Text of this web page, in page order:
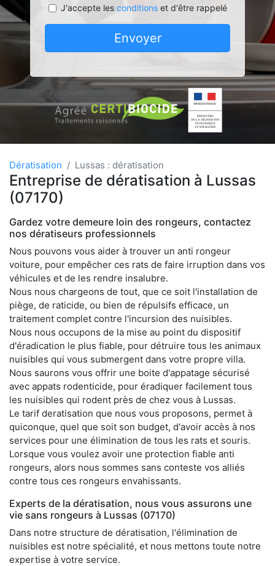
J'accepte les conditionset d'être rappelé
Envoyer
Dératisation Lussas : dératisation
Entreprise de dératisation à Lussas
(07170)
Gardez votre demeure loin des rongeurs, contactez
nos dératiseurs professionnels
Nous pouvons vous aider à trouver un anti rongeur
voiture, pour empêcher ces rats de faire irruption dans vos
véhicules et de les rendre insalubre.
Nous nous chargeons de tout, que ce soit l'installation de
piège, de raticide, ou bien de répulsifs efficace, un
traitement complet contre l'incursion des nuisibles.
Nous nous occupons de la mise au point du dispositif
d'éradication le plus fiable, pour détruire tous les animaux
nuisibles qui vous submergent dans votre propre villa.
Nous saurons vous offrir une boite d'appatage sécurisé
avec appats rodenticide, pour éradiquer facilement tous
les nuisibles qui rodent près de chez vous à Lussas.
Le tarif deratisation que nous vous proposons, permet à
quiconque, quel que soit son budget, d'avoir accès à nos
services pour une élimination de tous les rats et souris.
Lorsque vous voulez avoir une protection fiable anti
rongeurs, alors nous sommes sans conteste vos alliés
contre tous ces rongeurs envahissants.
Experts de la dératisation, nous vous assurons une
vie sans rongeurs à Lussas (07170)
Dans notre structure de dératisation, l'élimination de
nuisibles est notre spécialité, et nous mettons toute notre
expertise à votre service.